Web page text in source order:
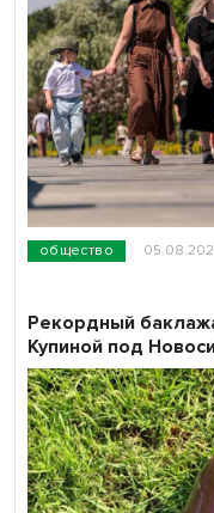
общество
Рекордный
Купиной под